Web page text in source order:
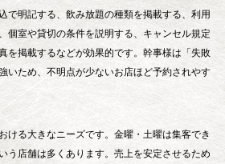
で明記する、飲み放題の種類を掲載する、利用
個室や貸切の条件を説明する、キャンセル規定
を掲載するなどが効果的です。幹事様は「失敗
いため、不明点が少ないお店ほど予約されやす
ける大きなニーズです。金曜・土曜は集客でき
う店舗は多くあります。売上を安定させるため